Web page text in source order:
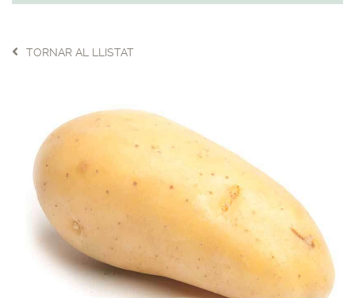
TORNAR AL LLISTAT